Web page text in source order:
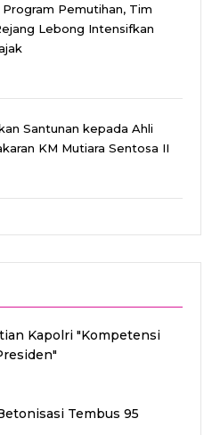
Pemutihan, Tim
Lebong Intensifkan
Santunan kepada Ahli
KM Mutiara Sentosa II
Kapolri "Kompetensi
Tembus 95